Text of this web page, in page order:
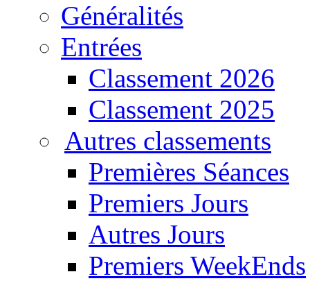
Généralités
Entrées
Classement 2026
Classement 2025
Autres classements
Premières Séances
Premiers Jours
Autres Jours
Premiers WeekEnds